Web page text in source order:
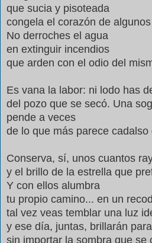
que sucia y pisoteada
congela el corazón de
No derroches el agua
en extinguir incendios
que arden con el odio del
Es vana la labor: ni lodo has
del pozo que se secó. Una
pende a veces
de lo que más parece cadalso
Conserva, sí, unos cuantos
y el brillo de la estrella que
Y con ellos alumbra
tu propio camino... en un
tal vez veas temblar una luz
y ese día, juntas, brillarán
sin importar la sombra que se